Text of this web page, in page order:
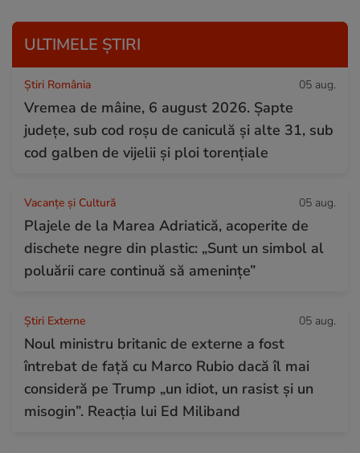
ULTIMELE ȘTIRI
Știri România 05 aug.
Vremea de mâine, 6 august 2026. Șapte
județe, sub cod roșu de caniculă și alte 31, sub
cod galben de vijelii și ploi torențiale
Vacanțe și Cultură 05 aug.
Plajele de la Marea Adriatică, acoperite de
dischete negre din plastic: „Sunt un simbol al
poluării care continuă să amenințe”
Știri Externe 05 aug.
Noul ministru britanic de externe a fost
întrebat de față cu Marco Rubio dacă îl mai
consideră pe Trump „un idiot, un rasist și un
misogin”. Reacția lui Ed Miliband